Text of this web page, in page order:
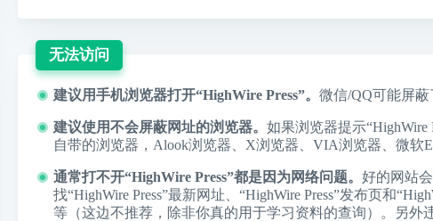
无法访问
建议用手机浏览器打开“HighWire Press”。 微信/QQ可能屏蔽
建议使用不会屏蔽网址的浏览器。 如果浏览器提示
自带的浏览器， Alook浏览器 X浏览器 VIA浏览器 微软
通常打不开“HighWire Press”都是因为网络问题。 好的网站
找“HighWire Press”最新网址、“HighWire Press”发布页和
等（这边不推荐，除非你真的用于学习资料的查询）。另外